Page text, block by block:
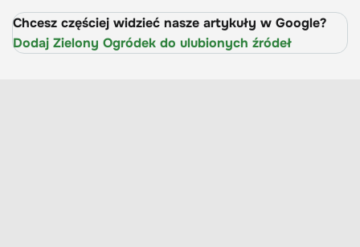
Chcesz częściej widzieć nasze artykuły w Google?
Dodaj Zielony Ogródek do ulubionych źródeł